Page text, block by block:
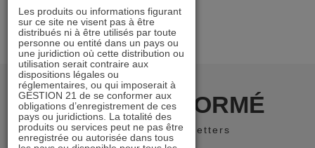
RESTER INFORMÉ
Recevoir nos newsletters
Les produits ou informations figurant
sur ce site ne visent pas à être
distribués ni à être utilisés par toute
personne ou entité dans un pays ou
une juridiction où cette distribution ou
utilisation serait contraire aux
dispositions légales ou
réglementaires, ou qui imposerait à
GESTION 21 de se conformer aux
obligations d’enregistrement de ces
pays ou juridictions. La totalité des
produits ou services peut ne pas être
enregistrée ou autorisée dans tous